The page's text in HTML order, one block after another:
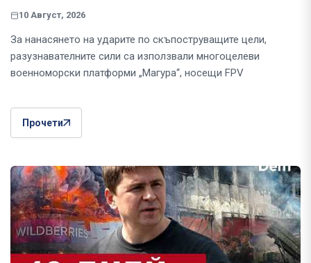
10 Август, 2026
За нанасянето на ударите по скъпоструващите цели,
разузнавателните сили са използвали многоцелеви
военноморски платформи „Магура“, носещи FPV
Прочети